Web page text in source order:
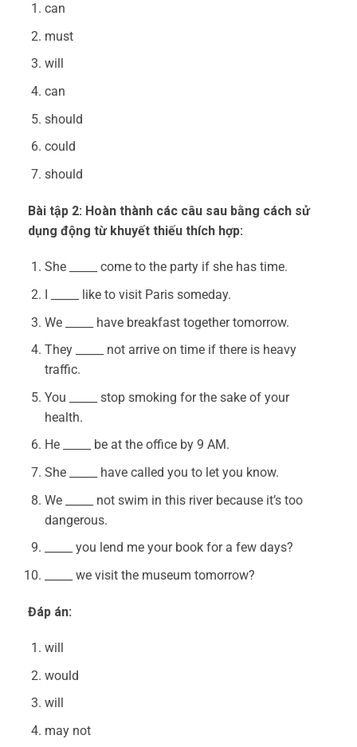
can
must
will
can
should
could
should
Bài tập 2: Hoàn thành các câu sau bằng cách sử
dụng động từ khuyết thiếu thích hợp:
She _____ come to the party if she has time.
I _____ like to visit Paris someday.
We _____ have breakfast together tomorrow.
They _____ not arrive on time if there is heavy
traffic.
You _____ stop smoking for the sake of your
health.
He _____ be at the office by 9 AM.
She _____ have called you to let you know.
We _____ not swim in this river because it’s too
dangerous.
_____ you lend me your book for a few days?
_____ we visit the museum tomorrow?
Đáp án:
will
would
will
may not